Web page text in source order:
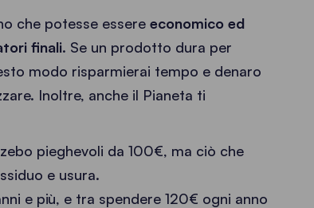
che potesse essere economico ed
finali. Se un prodotto dura per
modo risparmierai tempo e denaro
Inoltre, anche il Pianeta ti
pieghevoli da 100€, ma ciò che
e usura.
e più, e tra spendere 120€ ogni anno